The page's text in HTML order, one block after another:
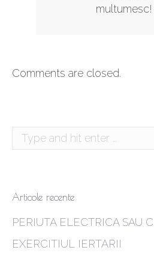
multumesc!
Comments are closed.
Search:
Articole recente
PERIUTA ELECTRICA SAU
EXERCITIUL IERTARII